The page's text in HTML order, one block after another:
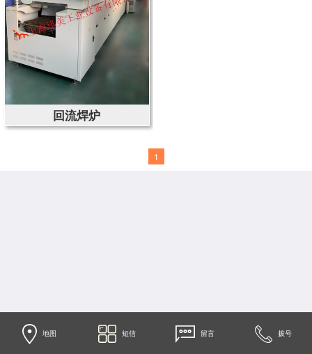
回流焊炉
1
地图 短信 留言 拨号